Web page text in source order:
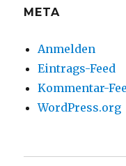
META
Anmelden
Eintrags-Feed
Kommentar-
WordPress.org